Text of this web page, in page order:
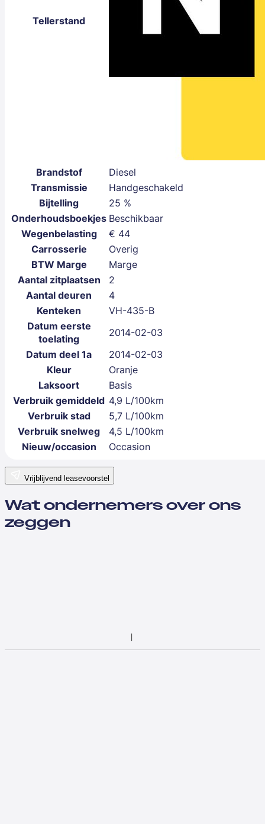
Tellerstand
Brandstof
Diesel
Transmissie
Handgeschakeld
Bijtelling
25 %
Onderhoudsboekjes Beschikbaar
Wegenbelasting
€ 44
Carrosserie
Overig
BTW Marge
Marge
Aantal zitplaatsen
2
Aantal deuren
4
Kenteken
VH-435-B
Datum eerste
toelating
2014-02-03
Datum deel 1a
2014-02-03
Kleur
Oranje
Laksoort
Basis
Verbruik gemiddeld 4,9 L/100km
Verbruik stad
5,7 L/100km
Verbruik snelweg
4,5 L/100km
Nieuw/occasion
Occasion
Vrijblijvend leasevoorstel
Wat ondernemers over ons
zeggen